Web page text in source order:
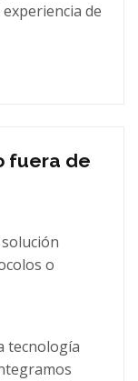
de
fuera de
o
tecnología